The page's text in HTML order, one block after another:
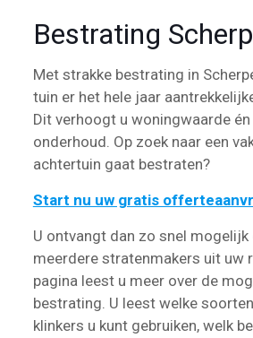
Bestrating
Met strakke bestrating in
tuin er het hele jaar
Dit verhoogt u woningwaarde
onderhoud. Op zoek naar een
achtertuin gaat bestraten?
Start nu uw gratis
U ontvangt dan zo snel
meerdere stratenmakers uit uw
pagina leest u meer over de
bestrating. U leest welke
klinkers u kunt gebruiken, welk